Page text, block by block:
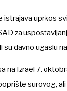
istrajava uprkos
za
su davno ugaslu
na Izrael 7.
surovog,